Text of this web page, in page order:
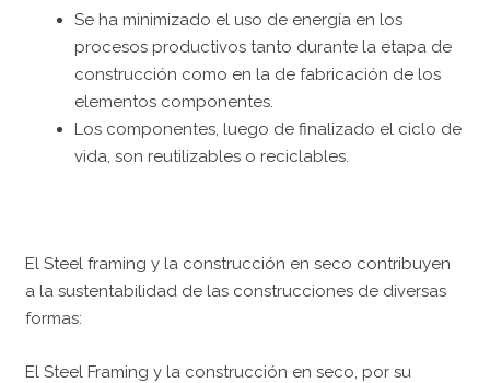
Se ha minimizado el uso de energía en los
procesos productivos tanto durante la etapa de
construcción como en la de fabricación de los
elementos componentes.
Los componentes, luego de finalizado el ciclo de
vida, son reutilizables o reciclables.
El Steel framing y la construcción en seco contribuyen
a la sustentabilidad de las construcciones de diversas
formas:
El Steel Framing y la construcción en seco, por su